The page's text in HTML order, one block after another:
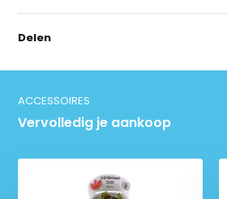
Delen
ACCESSOIRES
Vervolledig je aankoop